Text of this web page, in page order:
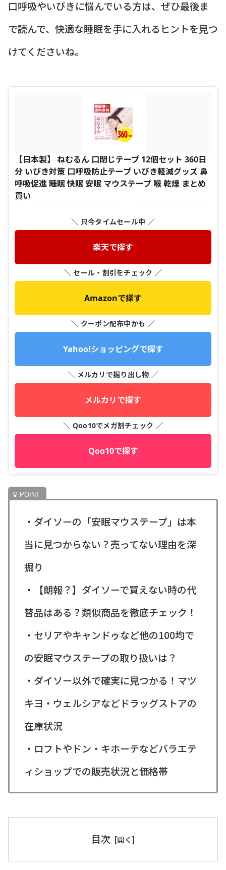
口呼吸やいびきに悩んでいる方は、ぜひ最後ま
で読んで、快適な睡眠を手に入れるヒントを見つ
けてくださいね。
【日本製】 ねむるん 口閉じテープ 12個セット 360日
分 いびき対策 口呼吸防止テープ いびき軽減グッズ 鼻
呼吸促進 睡眠 快眠 安眠 マウステープ 喉 乾燥 まとめ
買い
＼ 只今タイムセール中 ／
楽天で探す
＼ セール・割引をチェック ／
Amazonで探す
＼ クーポン配布中かも ／
Yahoo!ショッピングで探す
＼ メルカリで掘り出し物 ／
メルカリで探す
＼ Qoo10でメガ割チェック ／
Qoo10で探す
・ダイソーの「安眠マウステープ」は本
当に見つからない？売ってない理由を深
掘り
・【朗報？】ダイソーで買えない時の代
替品はある？類似商品を徹底チェック！
・セリアやキャンドゥなど他の100均で
の安眠マウステープの取り扱いは？
・ダイソー以外で確実に見つかる！マツ
キヨ・ウェルシアなどドラッグストアの
在庫状況
・ロフトやドン・キホーテなどバラエテ
ィショップでの販売状況と価格帯
目次